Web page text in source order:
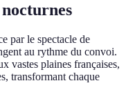
nocturnes
par le spectacle de
au rythme du convoi.
vastes plaines françaises,
transformant chaque